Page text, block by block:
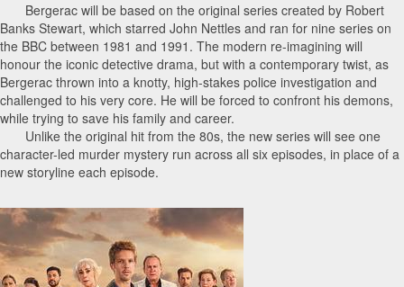
Bergerac will be based on the original series created by Robert
Banks Stewart, which starred John Nettles and ran for nine series on
the BBC between 1981 and 1991. The modern re-imagining will
honour the iconic detective drama, but with a contemporary twist, as
Bergerac thrown into a knotty, high-stakes police investigation and
challenged to his very core. He will be forced to confront his demons,
while trying to save his family and career.
Unlike the original hit from the 80s, the new series will see one
character-led murder mystery run across all six episodes, in place of a
new storyline each episode.